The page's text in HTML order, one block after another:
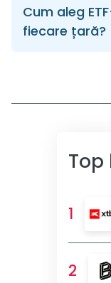
Cum aleg
fiecare țară?
Top
1
2